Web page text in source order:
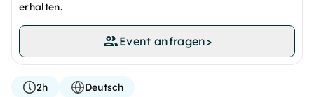
erhalten.
Event anfragen>
2h
Deutsch